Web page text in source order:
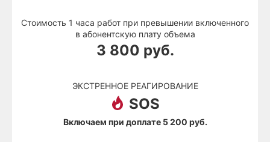
Стоимость 1 часа работ при превышении включенного
в абонентскую плату объема
3 800 руб.
ЭКСТРЕННОЕ РЕАГИРОВАНИЕ
SOS
Включаем при доплате 5 200 руб.